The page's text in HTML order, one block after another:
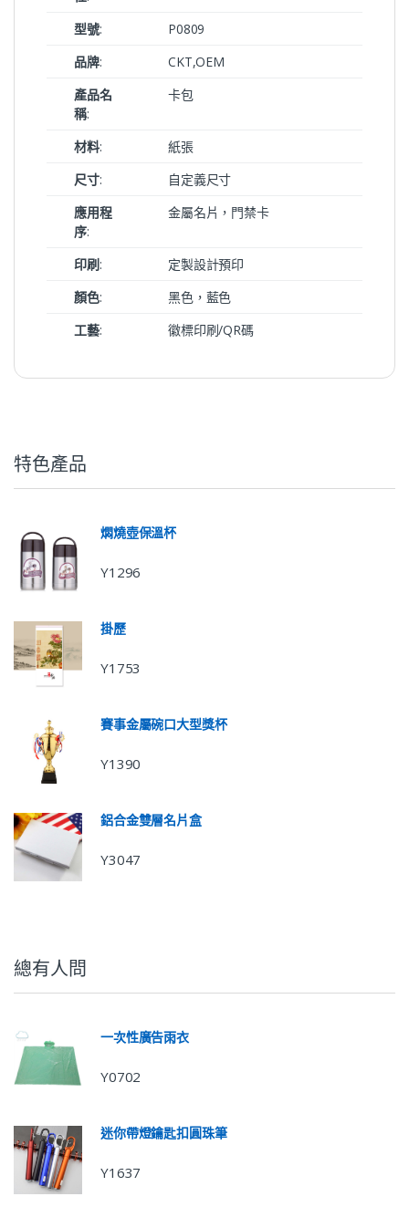
型號:
P0809
品牌:
CKT,OEM
產品名
稱:
卡包
材料:
紙張
尺寸:
自定義尺寸
應用程
序:
金屬名片，門禁卡
印刷 :
定製設計預印
顏色:
黑色，藍色
工藝: 徽標印刷/QR碼
特色產品
燜燒壺保溫杯
Y1296
掛歷
Y1753
賽事金屬碗口大型獎杯
Y1390
鋁合金雙層名片盒
Y3047
總有人問
一次性廣告雨衣
Y0702
迷你帶燈鑰匙扣圓珠筆
Y1637